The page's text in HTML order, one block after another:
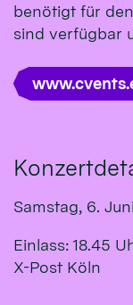
benötigt für
sind verfügbar
Samstag, 6.
Einlass: 18.45
X-Post Köln